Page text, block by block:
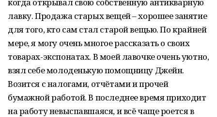
лавку. Продажа старых вещей – хорошее занятие
для того, кто сам стал старой вещью. По крайней
мере, я могу очень многое рассказать о своих
товарах-экспонатах. В моей лавочке очень уютно,
взял себе молоденькую помощницу Джейн.
Возится с налогами, отчётами и прочей
бумажной работой. В последнее время приходит
на работу невыспавшаяся, и всё чаще роется в